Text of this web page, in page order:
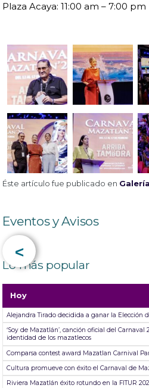
Plaza Acaya: 11:00 am – 7:00 pm
Éste artículo fue publicado en
Eventos y Avisos
<
Lo más popular
Hoy
Alejandra Tirado decidida a ganar la Elección
‘Soy de Mazatlán’, canción oficial del
identidad de los mazatlecos
Comparsa contest award Mazatlan Carnival
Cultura promueve con éxito el Carnaval de
Riviera Mazatlán éxito rotundo en la FITUR